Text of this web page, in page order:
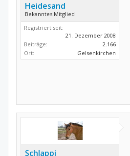
Heidesand
Bekanntes Mitglied
Registriert seit:
21. Dezember 2008
Beiträge:
2.166
Ort:
Gelsenkirchen
Schlappi